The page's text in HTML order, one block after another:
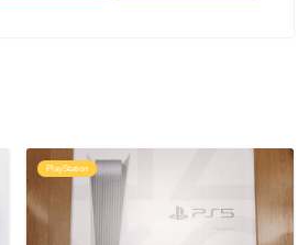
PlayStation